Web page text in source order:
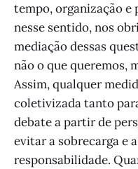
tempo, organização
nesse sentido, nos
mediação dessas
não o que queremos,
Assim, qualquer
coletivizada tanto
debate a partir de
evitar a sobrecarga e
responsabilidade.